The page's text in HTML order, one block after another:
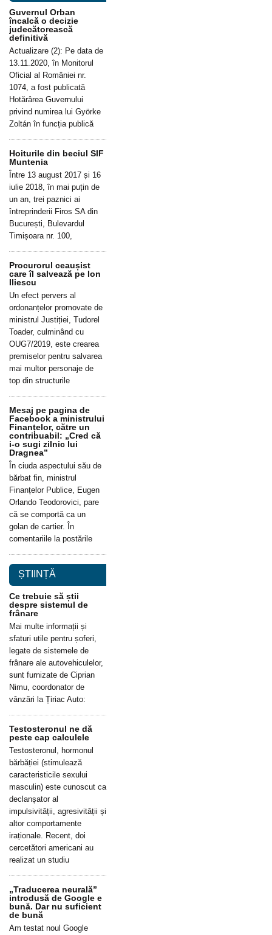
Guvernul Orban
încalcă o decizie
judecătorească
definitivă
Actualizare (2): Pe data de
13.11.2020, în Monitorul
Oficial al României nr.
1074, a fost publicată
Hotărârea Guvernului
privind numirea lui Györke
Zoltán în funcția publică
Hoiturile din beciul SIF
Muntenia
Între 13 august 2017 și 16
iulie 2018, în mai puțin de
un an, trei paznici ai
întreprinderii Firos SA din
București, Bulevardul
Timișoara nr. 100,
Procurorul ceaușist
care îl salvează pe Ion
Iliescu
Un efect pervers al
ordonanțelor promovate de
ministrul Justiției, Tudorel
Toader, culminând cu
OUG7/2019, este crearea
premiselor pentru salvarea
mai multor personaje de
top din structurile
Mesaj pe pagina de
Facebook a ministrului
Finanțelor, către un
contribuabil: „Cred că
i-o sugi zilnic lui
Dragnea”
În ciuda aspectului său de
bărbat fin, ministrul
Finanțelor Publice, Eugen
Orlando Teodorovici, pare
că se comportă ca un
golan de cartier. În
comentariile la postările
ȘTIINȚĂ
Ce trebuie să știi
despre sistemul de
frânare
Mai multe informații și
sfaturi utile pentru șoferi,
legate de sistemele de
frânare ale autovehiculelor,
sunt furnizate de Ciprian
Nimu, coordonator de
vânzări la Țiriac Auto:
Testosteronul ne dă
peste cap calculele
Testosteronul, hormonul
bărbăției (stimulează
caracteristicile sexului
masculin) este cunoscut ca
declanșator al
impulsivității, agresivității și
altor comportamente
iraționale. Recent, doi
cercetători americani au
realizat un studiu
„Traducerea neurală”
introdusă de Google e
bună. Dar nu suficient
de bună
Am testat noul Google